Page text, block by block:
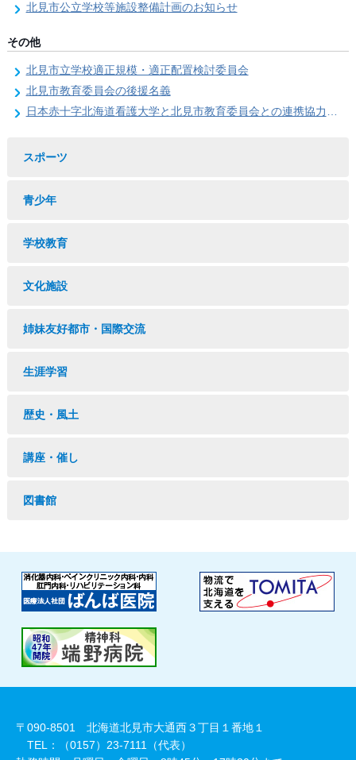
北見市公立学校等施設整備計画のお知らせ
その他
北見市立学校適正規模・適正配置検討委員会
北見市教育委員会の後援名義
日本赤十字北海道看護大学と北見市教育委員会との連携協力に関する協定の締結
スポーツ
青少年
学校教育
文化施設
姉妹友好都市・国際交流
生涯学習
歴史・風土
講座・催し
図書館
〒090-8501 北海道北見市大通西３丁目１番地１
TEL：（0157）23-7111（代表）